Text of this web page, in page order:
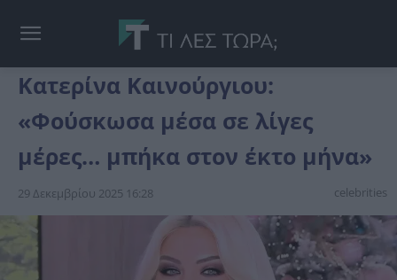
Κατερίνα Καινούργιου:
«Φούσκωσα μέσα σε λίγες
μέρες… μπήκα στον έκτο μήνα»
29 Δεκεμβρίου 2025 16:28 celebrities